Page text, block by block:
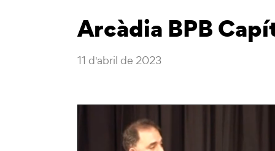
Arcàdia BPB
11 d'abril de 2023